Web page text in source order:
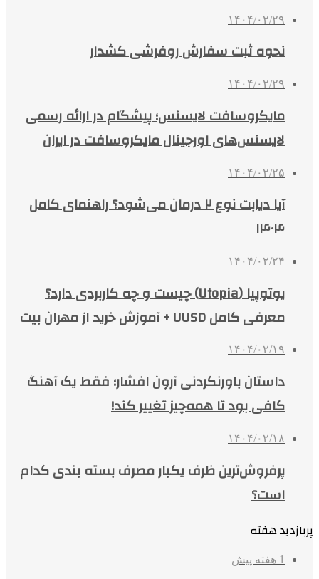
۱۴۰۴/۰۲/۲۹
نحوه ثبت سفارش روفرشی کشدار
۱۴۰۴/۰۲/۲۹
مایکروسافت لایسنس؛ پیشگام در ارائه رسمی
لایسنس‌های اورجینال مایکروسافت در ایران
۱۴۰۴/۰۲/۲۵
آیا دیابت نوع ۲ درمان می‌شود؟ راهنمای کامل
۱۴۰۴
۱۴۰۴/۰۲/۲۴
یوتوپیا (Utopia) چیست و چه کاربردی دارد؟
معرفی کامل UUSD + آموزش خرید از مهران بیت
۱۴۰۴/۰۲/۱۹
داستان باورنکردنی آرون افشار؛ فقط یک آهنگ
کافی بود تا همه‌چیز تغییر کند!
۱۴۰۴/۰۲/۱۸
پرفروش‌ترین ظرف یکبار مصرف بسته بندی کدام
است؟
پربازدید هفته
1 هفته پیش